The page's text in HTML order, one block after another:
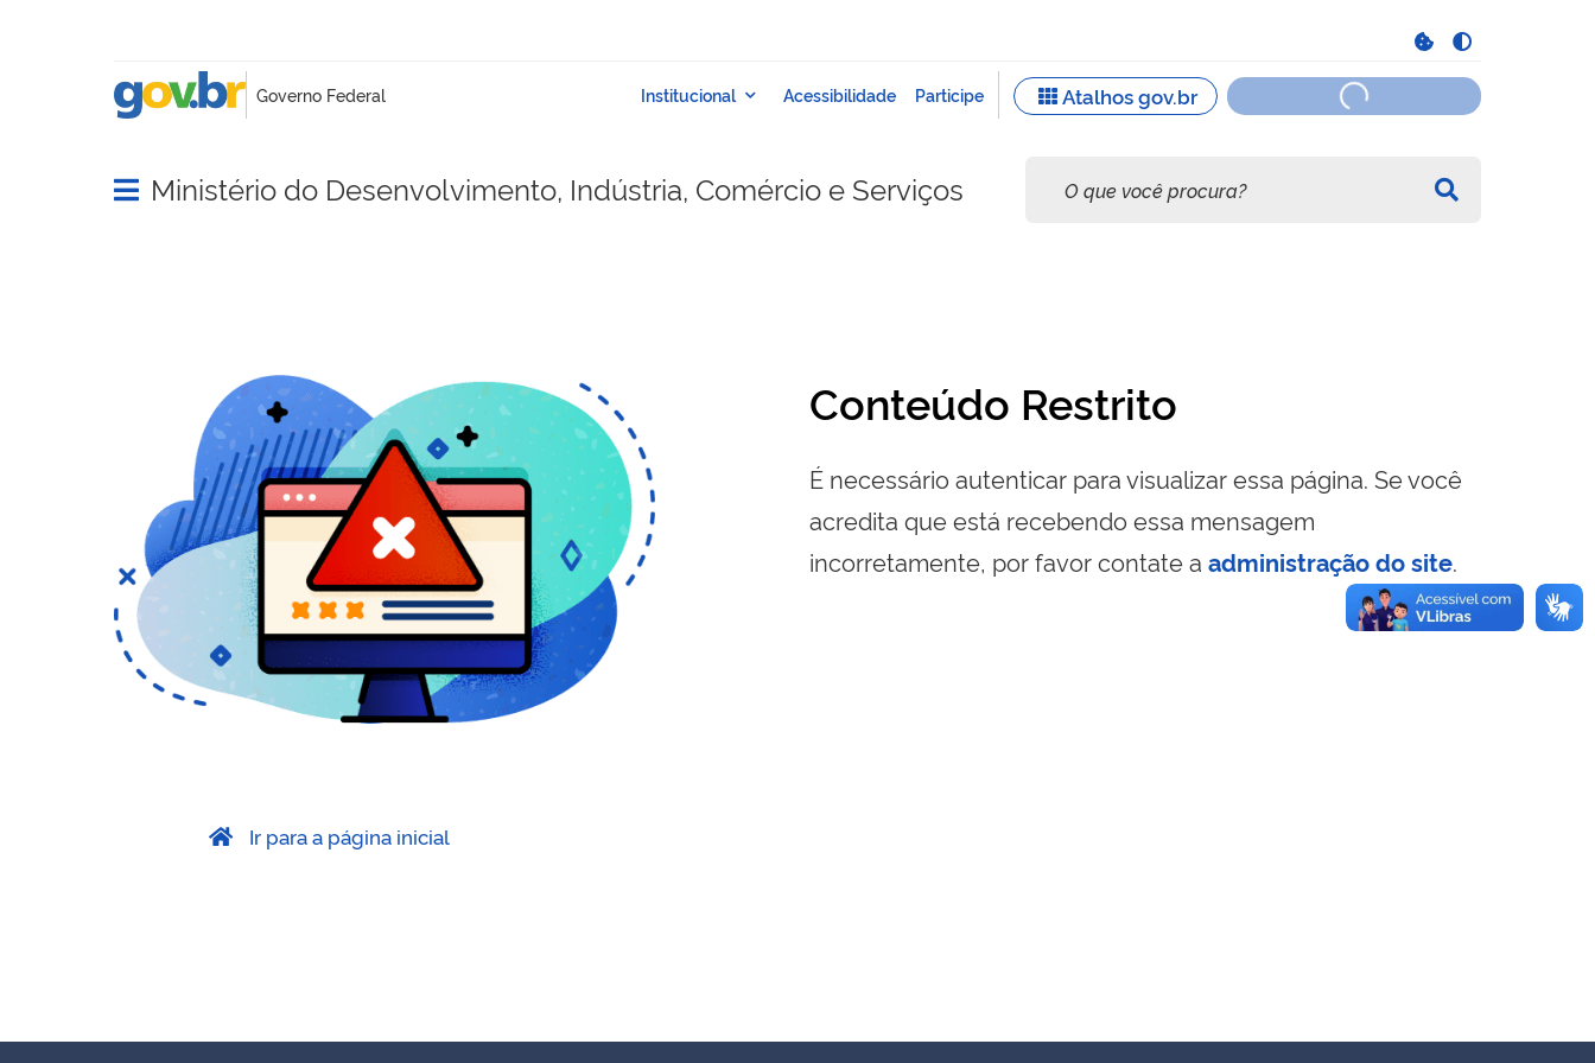
Abrir menu principal de navegação
Ministério do Desenvolvimento, Indústria, Comércio e Serviços
Conteúdo Restrito
É necessário autenticar para visualizar essa página. Se você
acredita que está recebendo essa mensagem
incorretamente, por favor contate a administração do site.
Ir para a página inicial